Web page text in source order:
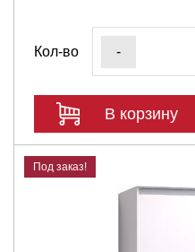
Кол-во -
В корзину
Под заказ!